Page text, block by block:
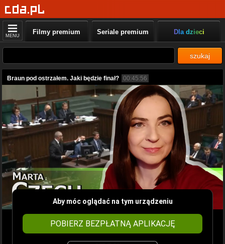
MENU Filmy premium Seriale premium Dla dzieci
szukaj
Braun pod ostrzałem. Jaki będzie finał? 00:45:56
Aby móc oglądać na tym urządzeniu
POBIERZ BEZPŁATNĄ APLIKACJĘ